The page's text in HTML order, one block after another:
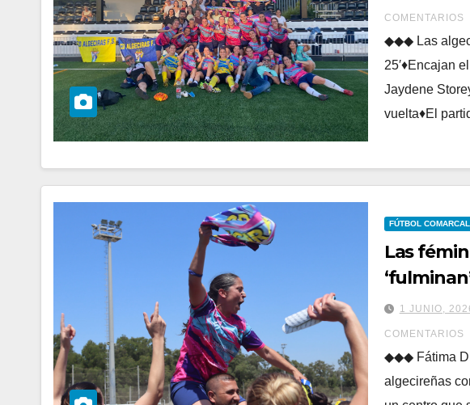
Huelva (2-
COMENTARIOS
◆◆◆ Las
25′♦Encajan
Jaydene
vuelta♦El
FÚTBOL COMARCAL
Las
0) se
lucharán
1 JUNIO,
COMENTARIOS
◆◆◆ Fátima
algecireñas